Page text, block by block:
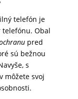
telefón je
telefónu. Obal
pred
sú bežnou
s
môžete svoj